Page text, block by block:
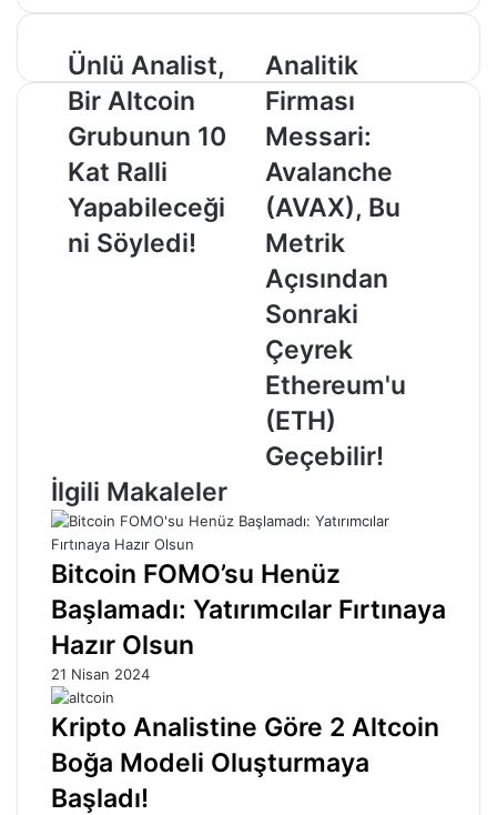
Ünlü
Analist,
Bir
Altcoin
Grubunun
10
Kat
Ralli
Yapabileceğini
Ünlü Analist,
Bir Altcoin
Grubunun 10
Kat Ralli
Yapabileceği
ni Söyledi!
Analitik
Firması
Messari:
Avalanche
(AVAX),
Bu
Metrik
Açısından
Sonraki
Çeyrek
Ethereum'u
(ETH)
Geçebilir!
Analitik
Firması
Messari:
Avalanche
(AVAX), Bu
Metrik
Açısından
Sonraki
Çeyrek
Ethereum'u
(ETH)
Geçebilir!
İlgili Makaleler
Bitcoin FOMO’su Henüz
Başlamadı: Yatırımcılar Fırtınaya
Hazır Olsun
21 Nisan 2024
Kripto Analistine Göre 2 Altcoin
Boğa Modeli Oluşturmaya
Başladı!